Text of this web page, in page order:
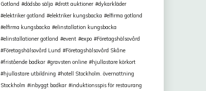
Gotland
dödsbo sälja drott auktioner
dykarkläder
elektriker gotland
elektriker kungsbacka
elfirma gotland
elfirma kungsbacka
elinstallation kungsbacka
elinstallationer gotland
event expo
Företagshälsovård
Företagshälsovård Lund
Företagshälsovård Skåne
fristående badkar
gravsten online
hjullastare körkort
hjullastare utbildning
hotell Stockholm. övernattning
Stockholm
inbyggt badkar
induktionsspis för restaurang